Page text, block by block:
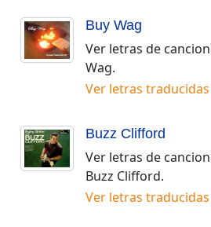
Buy Wag
Ver letras de
Wag.
Ver letras
Buzz Clifford
Ver letras de
Buzz Clifford.
Ver letras